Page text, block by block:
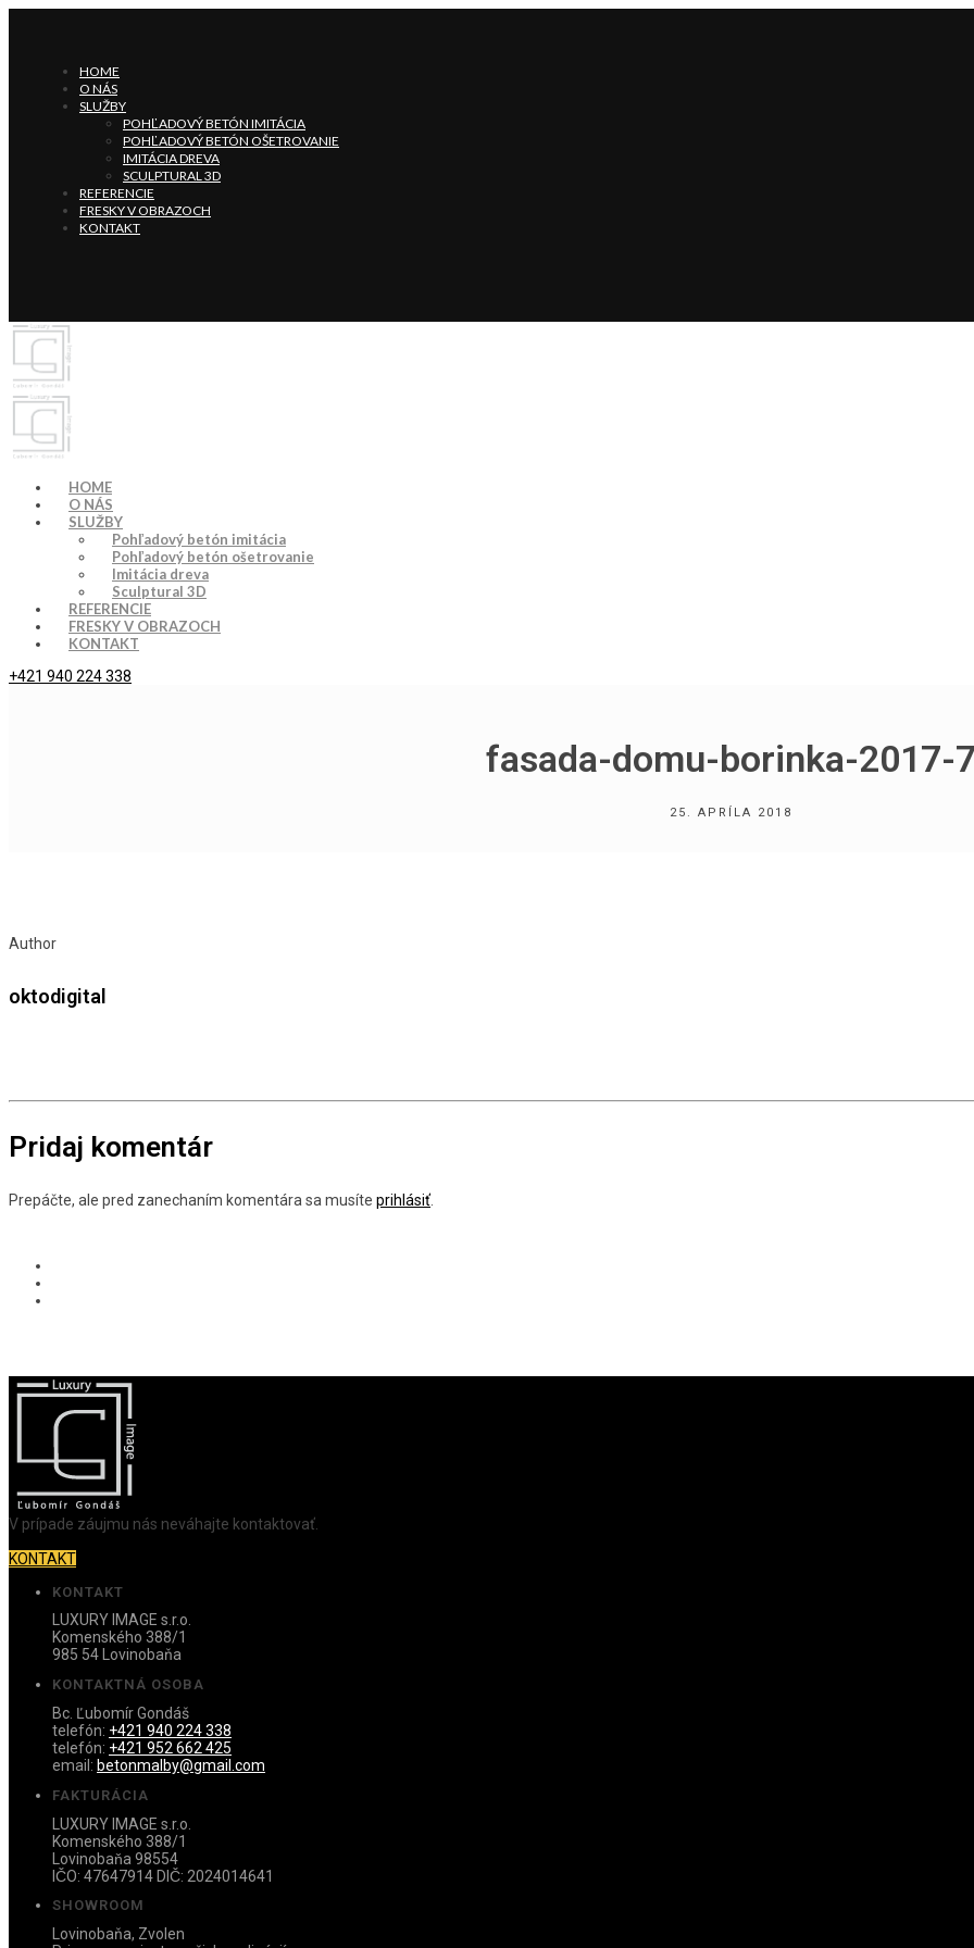
HOME
O NÁS
SLUŽBY
POHĽADOVÝ BETÓN IMITÁCIA
POHĽADOVÝ BETÓN OŠETROVANIE
IMITÁCIA DREVA
SCULPTURAL 3D
REFERENCIE
FRESKY V OBRAZOCH
KONTAKT
HOME
O NÁS
SLUŽBY
Pohľadový betón imitácia
Pohľadový betón ošetrovanie
Imitácia dreva
Sculptural 3D
REFERENCIE
FRESKY V OBRAZOCH
KONTAKT
+421 940 224 338
fasada-domu-borinka-2017-
25. APRÍLA 2018
Author
oktodigital
Pridaj komentár
Prepáčte, ale pred zanechaním komentára sa musíte prihlásiť
V prípade záujmu nás neváhajte kontaktovať.
KONTAKT
KONTAKT
LUXURY IMAGE s.r.o.
Komenského 388/1
985 54 Lovinobaňa
KONTAKTNÁ OSOBA
Bc. Ľubomír Gondáš
telefón: +421 940 224 338
telefón: +421 952 662 425
email: betonmalby@gmail.com
FAKTURÁCIA
LUXURY IMAGE s.r.o.
Komenského 388/1
Lovinobaňa 98554
IČO: 47647914 DIČ: 2024014641
SHOWROOM
Lovinobaňa, Zvolen